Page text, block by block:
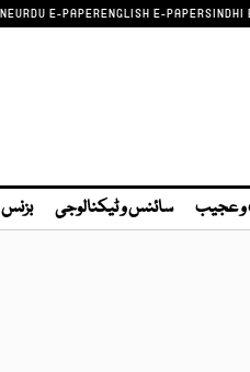
URDU E-PAPERENGLISH E-PAPERSINDHI
عجیب سائنس و ٹیکنالوجی بزنس